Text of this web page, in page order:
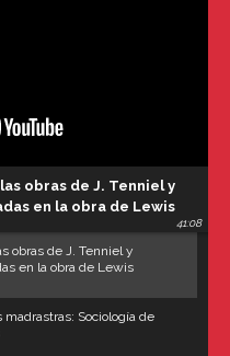
obras de J. Tenniel y
en la obra de Lewis
41:08
obras de J. Tenniel y
en la obra de Lewis
madrastras: Sociología de